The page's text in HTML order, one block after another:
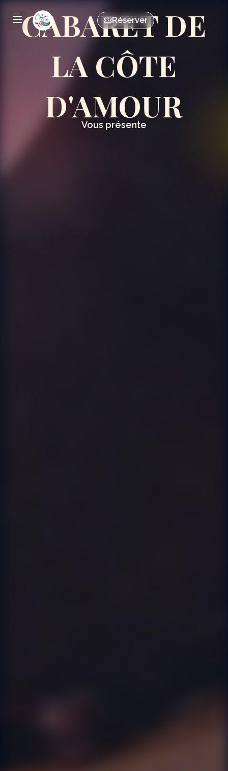
Réserver
CABARET DE
LA CÔTE
D'AMOUR
Vous présente